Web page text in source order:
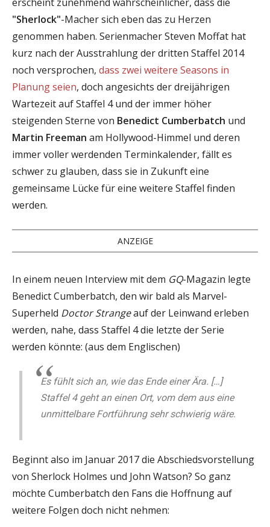
"Sherlock"-Macher sich eben das zu Herzen
genommen haben. Serienmacher Steven Moffat hat
kurz nach der Ausstrahlung der dritten Staffel 2014
noch versprochen, dass zwei weitere Seasons in
Planung seien, doch angesichts der dreijährigen
Wartezeit auf Staffel 4 und der immer höher
steigenden Sterne von Benedict Cumberbatch und
Martin Freeman am Hollywood-Himmel und deren
immer voller werdenden Terminkalender, fällt es
schwer zu glauben, dass sie in Zukunft eine
gemeinsame Lücke für eine weitere Staffel finden
werden.
ANZEIGE
In einem neuen Interview mit dem GQ-Magazin legte
Benedict Cumberbatch, den wir bald als Marvel-
Superheld Doctor Strangeauf der Leinwand erleben
werden, nahe, dass Staffel 4 die letzte der Serie
werden könnte: (aus dem Englischen)
Es fühlt sich an, wie das Ende einer Ära. […]
Staffel 4 geht an einen Ort, vom dem aus eine
unmittelbare Fortführung sehr schwierig wäre.
Beginnt also im Januar 2017 die Abschiedsvorstellung
von Sherlock Holmes und John Watson? So ganz
möchte Cumberbatch den Fans die Hoffnung auf
weitere Folgen doch nicht nehmen: